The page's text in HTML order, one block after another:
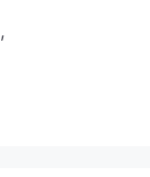
,